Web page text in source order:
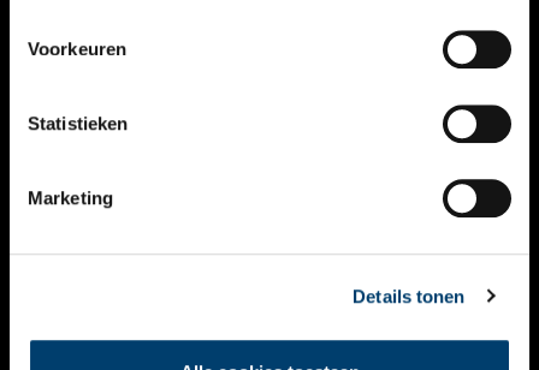
Voorkeuren
Statistieken
Marketing
Details tonen
KALENDER
THEMA’S
VIDEO’S
CONTACT